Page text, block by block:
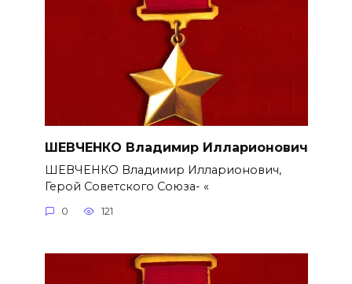
ШЕВЧЕНКО Владимир Илларионович
ШЕВЧЕНКО Владимир Илларионович,
Герой Советского Союза- «
0 121